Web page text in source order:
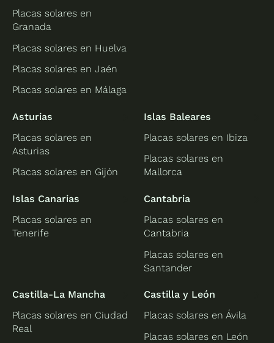
Placas solares en
Granada
Placas solares en Huelva
Placas solares en Jaén
Placas solares en Málaga
Asturias
Placas solares en
Asturias
Placas solares en Gijón
Islas Baleares
Placas solares en Ibiza
Placas solares en
Mallorca
Islas Canarias
Placas solares en
Tenerife
Cantabria
Placas solares en
Cantabria
Placas solares en
Santander
Castilla-La Mancha
Placas solares en Ciudad
Real
Castilla y León
Placas solares en Ávila
Placas solares en León